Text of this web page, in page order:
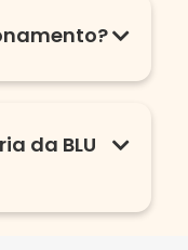
da BLU